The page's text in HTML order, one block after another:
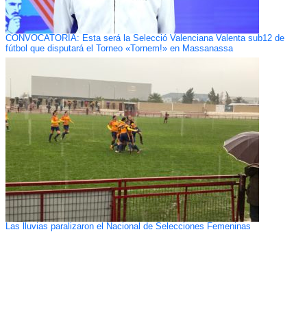
CONVOCATORIA: Esta será la Selecció Valenciana Valenta sub12 de
fútbol que disputará el Torneo «Tornem!» en Massanassa
Las lluvias paralizaron el Nacional de Selecciones Femeninas